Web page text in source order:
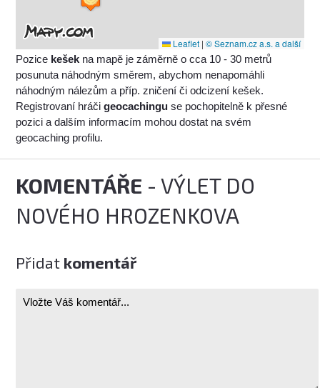
Leaflet | © Seznam.cz a.s. a další
Pozice kešek na mapě je záměrně o cca 10 - 30 metrů
posunuta náhodným směrem, abychom nenapomáhli
náhodným nálezům a příp. zničení či odcizení kešek.
Registrovaní hráčigeocachingu se pochopitelně k přesné
pozici a dalším informacím mohou dostat na svém
geocaching profilu.
KOMENTÁŘE - VÝLET DO
NOVÉHO HROZENKOVA
Přidat komentář